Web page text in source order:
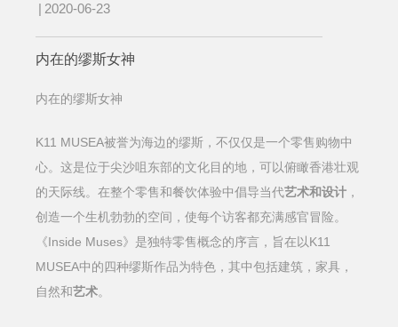
| 2020-06-23
内在的缪斯女神
内在的缪斯女神
K11 MUSEA被誉为海边的缪斯，不仅仅是一个零售购物中
心。这是位于尖沙咀东部的文化目的地，可以俯瞰香港壮观
的天际线。在整个零售和餐饮体验中倡导当代艺术和设计 ，
创造一个生机勃勃的空间，使每个访客都充满感官冒险。
《Inside Muses》是独特零售概念的序言，旨在以K11
MUSEA中的四种缪斯作品为特色，其中包括建筑，家具，
自然和艺术。